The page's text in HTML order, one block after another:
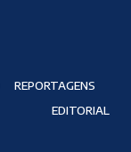
REPORTAGENS
EDITORIAL